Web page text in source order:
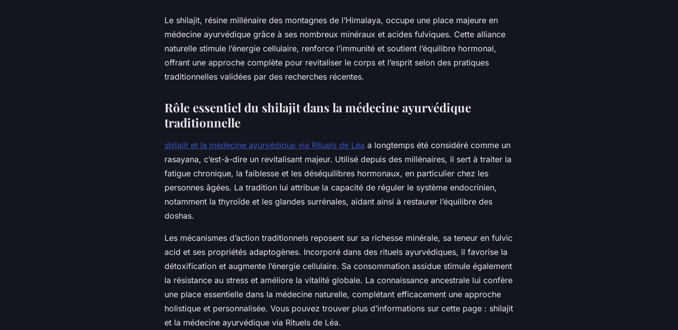
Le shilajit, résine millénaire des montagnes de l’Himalaya, occupe une place majeure en
médecine ayurvédique grâce à ses nombreux minéraux et acides fulviques. Cette alliance
naturelle stimule l’énergie cellulaire, renforce l’immunité et soutient l’équilibre hormonal,
offrant une approche complète pour revitaliser le corps et l’esprit selon des pratiques
traditionnelles validées par des recherches récentes.
Rôle essentiel du shilajit dans la médecine ayurvédique
traditionnelle
shilajit et la médecine ayurvédique via Rituels de Léa a longtemps été considéré comme un
rasayana, c’est-à-dire un revitalisant majeur. Utilisé depuis des millénaires, il sert à traiter la
fatigue chronique, la faiblesse et les déséquilibres hormonaux, en particulier chez les
personnes âgées. La tradition lui attribue la capacité de réguler le système endocrinien,
notamment la thyroïde et les glandes surrénales, aidant ainsi à restaurer l’équilibre des
doshas.
Les mécanismes d’action traditionnels reposent sur sa richesse minérale, sa teneur en fulvic
acid et ses propriétés adaptogènes. Incorporé dans des rituels ayurvédiques, il favorise la
détoxification et augmente l’énergie cellulaire. Sa consommation assidue stimule également
la résistance au stress et améliore la vitalité globale. La connaissance ancestrale lui confère
une place essentielle dans la médecine naturelle, complétant efficacement une approche
holistique et personnalisée. Vous pouvez trouver plus d’informations sur cette page : shilajit
et la médecine ayurvédique via Rituels de Léa.